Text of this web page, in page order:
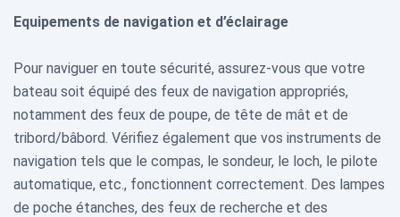
Equipements de navigation et d’éclairage
Pour naviguer en toute sécurité, assurez-vous que votre
bateau soit équipé des feux de navigation appropriés,
notamment des feux de poupe, de tête de mât et de
tribord/bâbord. Vérifiez également que vos instruments de
navigation tels que le compas, le sondeur, le loch, le pilote
automatique, etc., fonctionnent correctement. Des lampes
de poche étanches, des feux de recherche et des